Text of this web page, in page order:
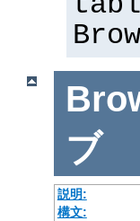
ブ
説明:
構文: